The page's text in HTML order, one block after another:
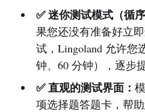
✅ 迷你测试模式（循
果您还没有准备好立
试，Lingoland 允许您
钟、60 分钟），逐步
✅ 直观的测试界面：
项选择题答题卡，帮